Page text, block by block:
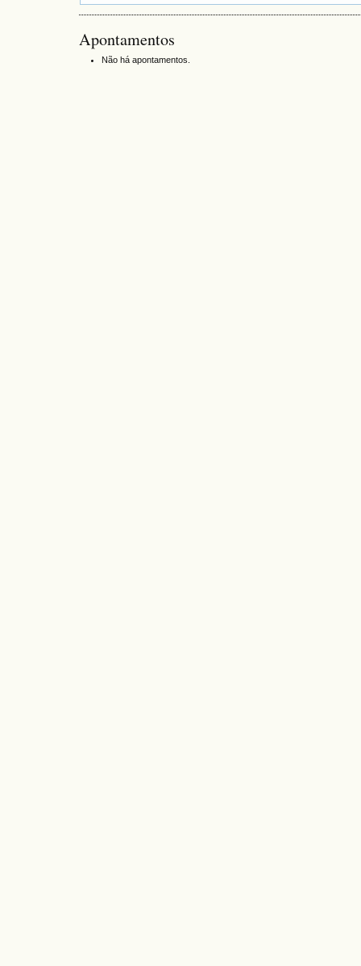
Apontamentos
Não há apontamentos.